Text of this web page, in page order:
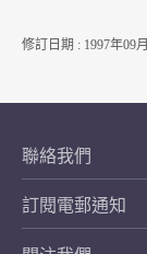
修訂日期 : 1997年09
聯絡我們
訂閱電郵通知